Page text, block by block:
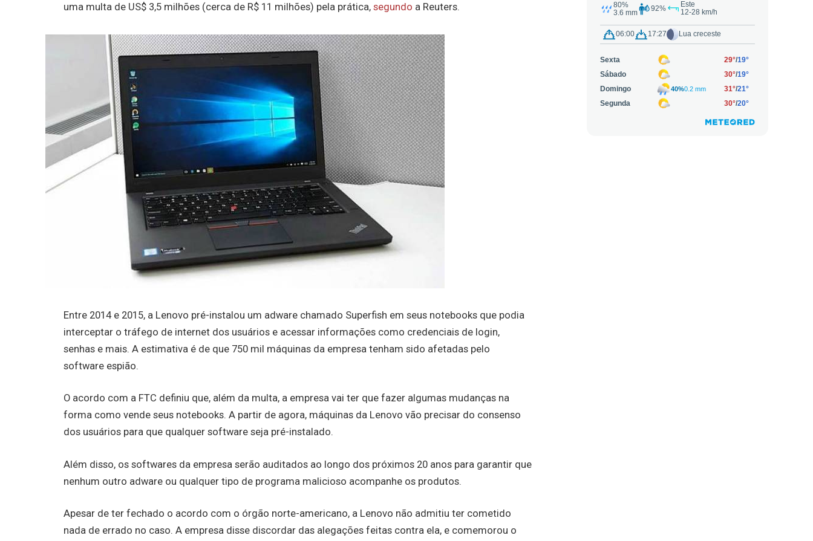
uma multa de US$ 3,5 milhões (cerca de R$ 11 milhões) pela prática,segundo a Reuters.
Entre 2014 e 2015, a Lenovo pré-instalou um adware chamado Superfish em seus notebooks que podia
interceptar o tráfego de internet dos usuários e acessar informações como credenciais de login,
senhas e mais. A estimativa é de que 750 mil máquinas da empresa tenham sido afetadas pelo
software espião.
O acordo com a FTC definiu que, além da multa, a empresa vai ter que fazer algumas mudanças na
forma como vende seus notebooks. A partir de agora, máquinas da Lenovo vão precisar do consenso
dos usuários para que qualquer software seja pré-instalado.
Além disso, os softwares da empresa serão auditados ao longo dos próximos 20 anos para garantir que
nenhum outro adware ou qualquer tipo de programa malicioso acompanhe os produtos.
Apesar de ter fechado o acordo com o órgão norte-americano, a Lenovo não admitiu ter cometido
nada de errado no caso. A empresa disse discordar das alegações feitas contra ela, e comemorou o